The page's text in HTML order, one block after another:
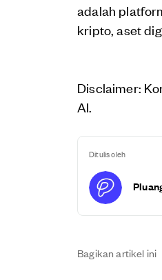
adalah
kripto, aset
Disclaimer:
AI.
Ditulis oleh
Bagikan artikel ini